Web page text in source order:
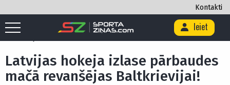
Kontakti
Ieiet
Sākums
Latvijas hokeja izlase pārbaudes mačā revanšējas
Latvijas hokeja izlase pārbaudes
mačā revanšējas Baltkrievijai!